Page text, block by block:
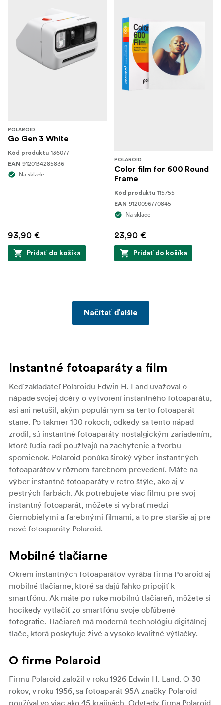
POLAROID
Go Gen 3 White
Kód produktu 136077
EAN 9120134285836
Na sklade
93,90 €
Pridať do košíka
POLAROID
Color film for 600 Round
Frame
Kód produktu 115755
EAN 9120096770845
Na sklade
23,90 €
Pridať do košíka
Načítať ďalšie
Instantné fotoaparáty a film
Keď zakladateľ Polaroidu Edwin H. Land uvažoval o
nápade svojej dcéry o vytvorení instantného fotoaparátu,
asi ani netušil, akým populárnym sa tento fotoaparát
stane. Po takmer 100 rokoch, odkedy sa tento nápad
zrodil, sú instantné fotoaparáty nostalgickým zariadením,
ktoré ľudia radi používajú na zachytenie a tvorbu
spomienok. Polaroid ponúka široký výber instantných
fotoaparátov v rôznom farebnom prevedení. Máte na
výber instantné fotoaparáty v retro štýle, ako aj v
pestrých farbách. Ak potrebujete viac filmu pre svoj
instantný fotoaparát, môžete si vybrať medzi
čiernobielymi a farebnými filmami, a to pre staršie aj pre
nové fotoaparáty Polaroid.
Mobilné tlačiarne
Okrem instantných fotoaparátov vyrába firma Polaroid aj
mobilné tlačiarne, ktoré sa dajú ľahko pripojiť k
smartfónu. Ak máte po ruke mobilnú tlačiareň, môžete si
hocikedy vytlačiť zo smartfónu svoje obľúbené
fotografie. Tlačiareň má modernú technológiu digitálnej
tlače, ktorá poskytuje živé a vysoko kvalitné výtlačky.
O firme Polaroid
Firmu Polaroid založil v roku 1926 Edwin H. Land. O 30
rokov, v roku 1956, sa fotoaparát 95A značky Polaroid
používal vo viac ako 45 krajinách. Odvtedy firma Polaroid